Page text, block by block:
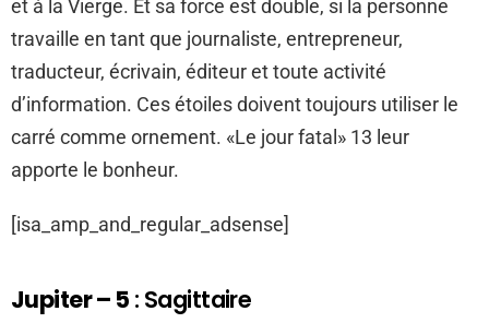
et à la Vierge. Et sa force est double, si la personne
travaille en tant que journaliste, entrepreneur,
traducteur, écrivain, éditeur et toute activité
d’information. Ces étoiles doivent toujours utiliser le
carré comme ornement. «Le jour fatal» 13 leur
apporte le bonheur.
[isa_amp_and_regular_adsense]
Jupiter – 5 : Sagittaire